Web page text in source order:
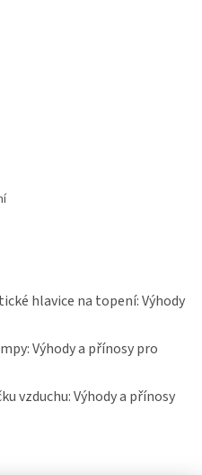
hlavice na topení: Výhody
Výhody a přínosy pro
vzduchu: Výhody a přínosy